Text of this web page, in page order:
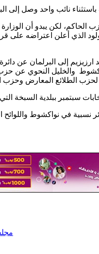
لكن يبدو أن الوزارة
الذي أعلن اعتراضه على
ارزيزيم إلى البرلمان عن
والخليل النحوي عن